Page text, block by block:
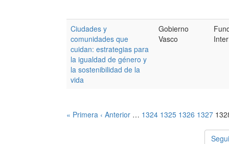
Ciudades y
comunidades que
cuidan: estrategias para
la igualdad de género y
la sostenibilidad de la
vida
Gobierno
Vasco
« Primera ‹ Anterior … 1324 1325 1326 1327